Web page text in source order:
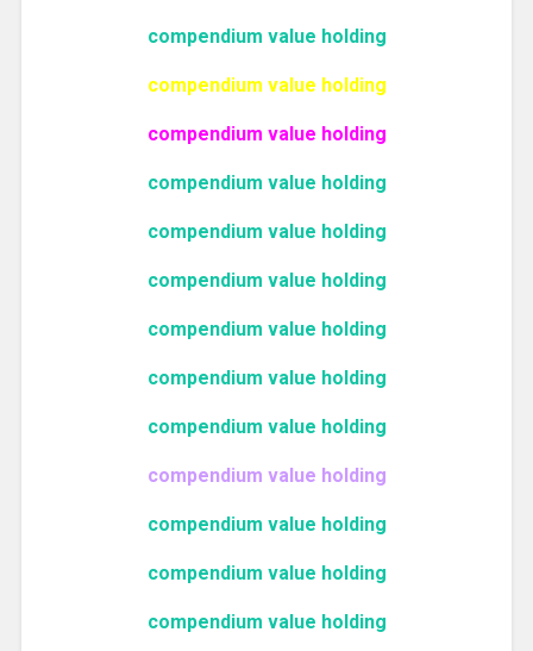
compendium value holding
compendium value holding
compendium value holding
compendium value holding
compendium value holding
compendium value holding
compendium value holding
compendium value holding
compendium value holding
compendium value holding
compendium value holding
compendium value holding
compendium value holding